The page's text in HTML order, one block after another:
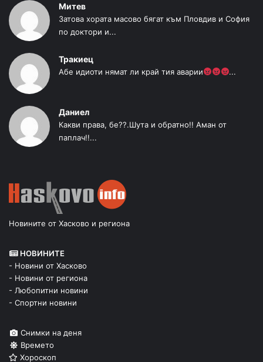
Митев
Затова хората масово бягат към Пловдив и София
по доктори и...
Тракиец
Абе идиоти нямат ли край тия аварии ...
Даниел
Какви права, бе??.Шута и обратно!! Аман от
паплач!!...
Новините от Хасково и региона
НОВИНИТЕ
- Новини от Хасково
- Новини от региона
- Любопитни новини
- Спортни новини
Снимки на деня
Времето
Хороскоп